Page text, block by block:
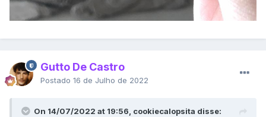
Gutto De Castro
Postado 16 de Julho de 2022
On 14/07/2022 at 19:56, cookiecalopsita disse: